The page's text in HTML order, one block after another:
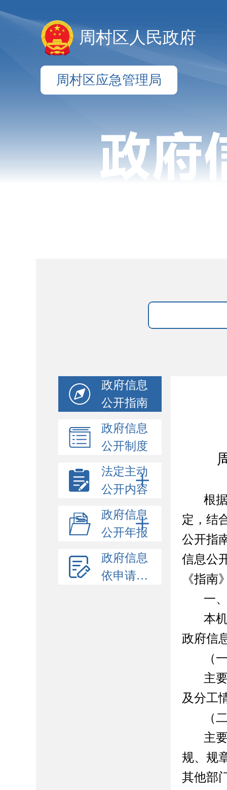
周村区人民政府
周村区应急管理局
政府信息
公开指南
政府信息
公开制度
法定主动
公开内容
政府信息
公开年报
政府信息
依申请公开
根
定 ，结
公开指
信息公
《指南
一
本
政府信
（
主
及分工
（
主
规、规
其他部